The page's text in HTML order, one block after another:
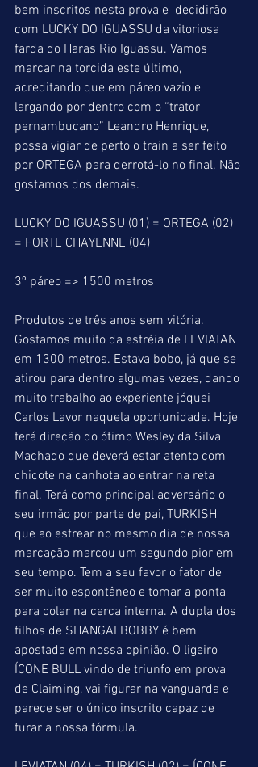
bem inscritos nesta prova e  decidirão
com LUCKY DO IGUASSU da vitoriosa
farda do Haras Rio Iguassu. Vamos
marcar na torcida este último,
acreditando que em páreo vazio e
largando por dentro com o “trator
pernambucano” Leandro Henrique,
possa vigiar de perto o train a ser feito
por ORTEGA para derrotá-lo no final. Não
gostamos dos demais.
LUCKY DO IGUASSU (01) = ORTEGA (02)
= FORTE CHAYENNE (04)
3º páreo => 1500 metros
Produtos de três anos sem vitória.
Gostamos muito da estréia de LEVIATAN
em 1300 metros. Estava bobo, já que se
atirou para dentro algumas vezes, dando
muito trabalho ao experiente jóquei
Carlos Lavor naquela oportunidade. Hoje
terá direção do ótimo Wesley da Silva
Machado que deverá estar atento com
chicote na canhota ao entrar na reta
final. Terá como principal adversário o
seu irmão por parte de pai, TURKISH
que ao estrear no mesmo dia de nossa
marcação marcou um segundo pior em
seu tempo. Tem a seu favor o fator de
ser muito espontâneo e tomar a ponta
para colar na cerca interna. A dupla dos
filhos de SHANGAI BOBBY é bem
apostada em nossa opinião. O ligeiro
ÍCONE BULL vindo de triunfo em prova
de Claiming, vai figurar na vanguarda e
parece ser o único inscrito capaz de
furar a nossa fórmula.